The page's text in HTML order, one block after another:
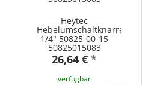
Heytec
Hebelumschaltknarre
1/4" 50825-00-15
50825015083
26,64 € *
verfügbar